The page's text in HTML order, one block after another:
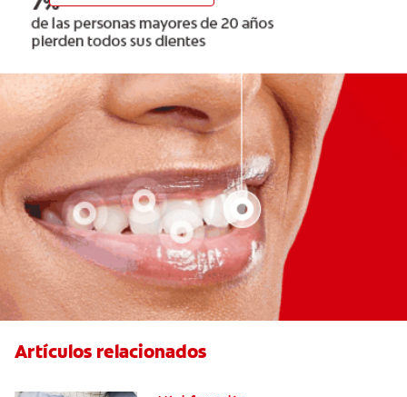
Artículos relacionados